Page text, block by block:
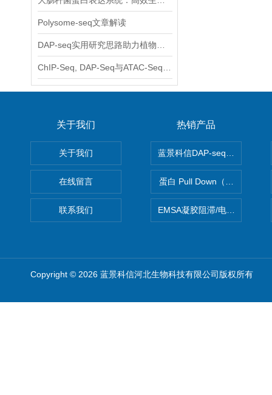
Polysome-seq文章解读
关于我们
关于我们
在线留言
联系我们
热销产品
蓝景科信DAP-seq技术服务实
蛋白 Pull Down（蛋白和蛋白
EMSA凝胶阻滞/电泳迁移率实
Copyright © 2026 蓝景科信河北生物科技有限公司版权所有